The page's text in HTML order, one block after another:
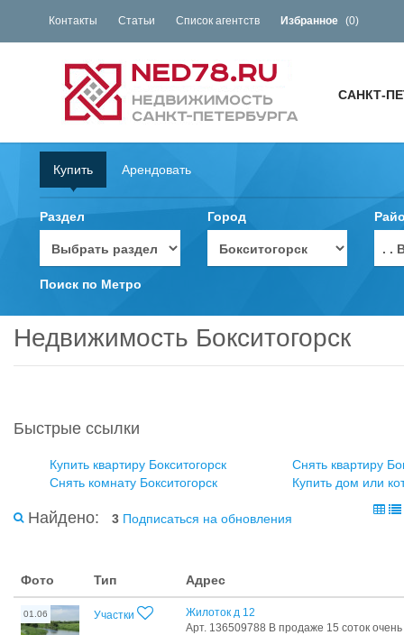
Контакты Статьи Список агентств Избранное (0)
САНКТ-
Купить Арендовать
Раздел Город
. .
Поиск по Метро
Недвижимость Бокситогорск
Быстрые ссылки
Купить квартиру Бокситогорск
Снять квартиру
Снять комнату Бокситогорск
Купить дом или
Найдено: 3 Подписаться на обновления
Фото Тип Адрес
01.06 Участки
Жилоток д 12
Арт. 136509788 В продаже 15 соток